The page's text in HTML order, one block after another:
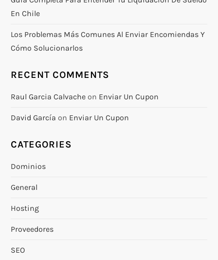
En Chile
Los Problemas Más Comunes Al Enviar Encomiendas Y
Cómo Solucionarlos
RECENT COMMENTS
Raul Garcia Calvache on Enviar Un Cupon
David García on Enviar Un Cupon
CATEGORIES
Dominios
General
Hosting
Proveedores
SEO